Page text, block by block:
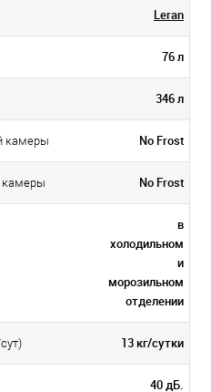
Leran
76 л
346 л
камеры No Frost
камеры No Frost
в
холодильном
и
морозильном
отделении
13 кг/сутки
40 дБ.